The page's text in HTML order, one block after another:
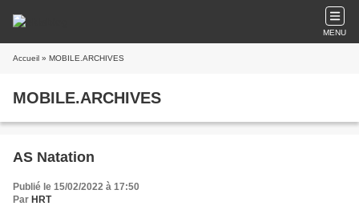
MENU
Accueil » MOBILE.ARCHIVES
MOBILE.ARCHIVES
AS Natation
Publié le 15/02/2022 à 17:50
Par HRT